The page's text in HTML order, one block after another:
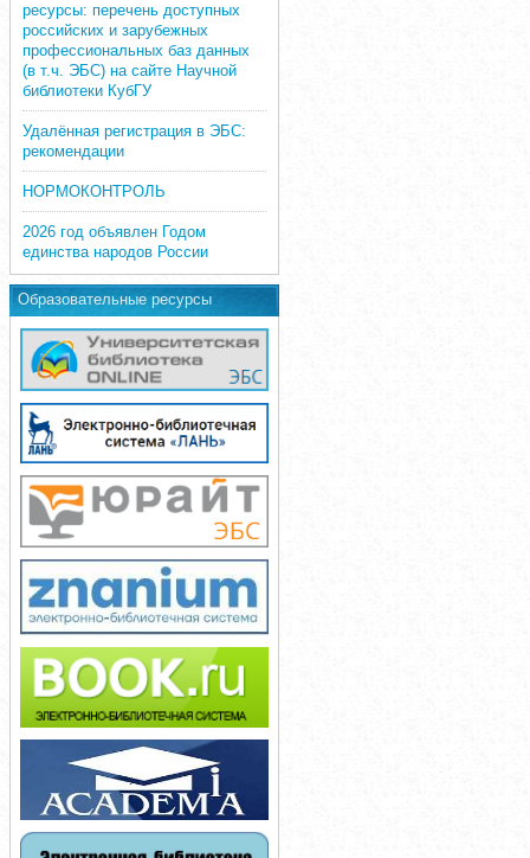
ресурсы: перечень доступных
российских и зарубежных
профессиональных баз данных
(в т.ч. ЭБС) на сайте Научной
библиотеки КубГУ
Удалённая регистрация в ЭБС:
рекомендации
НОРМОКОНТРОЛЬ
2026 год объявлен Годом
единства народов России
Образовательные ресурсы